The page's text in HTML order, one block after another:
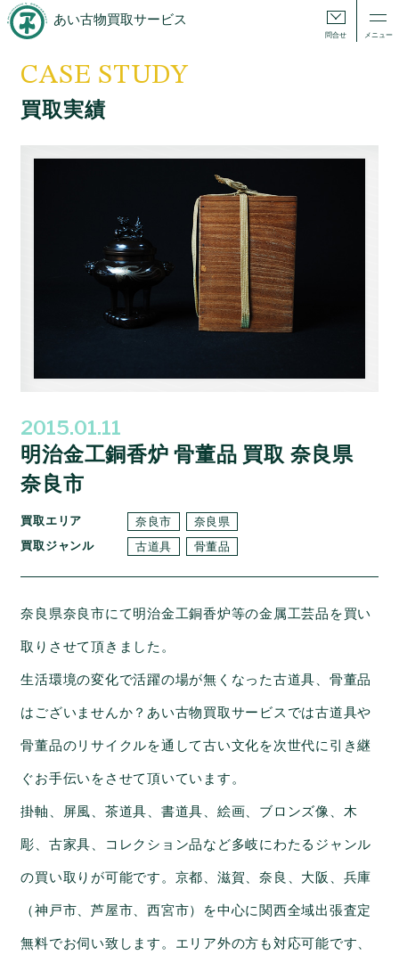
あい古物買取サービス
問合せ メニュー
CASE STUDY
買取実績
2015.01.11
明治金工銅香炉 骨董品 買取 奈良県
奈良市
買取エリア 奈良市
奈良県
買取ジャンル
古道具 骨董品
奈良県奈良市にて明治金工銅香炉等の金属工芸品を買い
取りさせて頂きました。
生活環境の変化で活躍の場が無くなった古道具、骨董品
はございませんか？あい古物買取サービスでは古道具や
骨董品のリサイクルを通して古い文化を次世代に引き継
ぐお手伝いをさせて頂いています。
掛軸、屏風、茶道具、書道具、絵画、ブロンズ像、木
彫、古家具、コレクション品など多岐にわたるジャンル
の買い取りが可能です。京都、滋賀、奈良、大阪、兵庫
（神戸市、芦屋市、西宮市）を中心に関西全域出張査定
無料でお伺い致します。エリア外の方も対応可能です、